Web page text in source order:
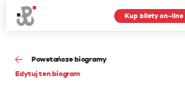
Kup bilety on-line
Powstańcze biogramy
Edytuj ten biogram